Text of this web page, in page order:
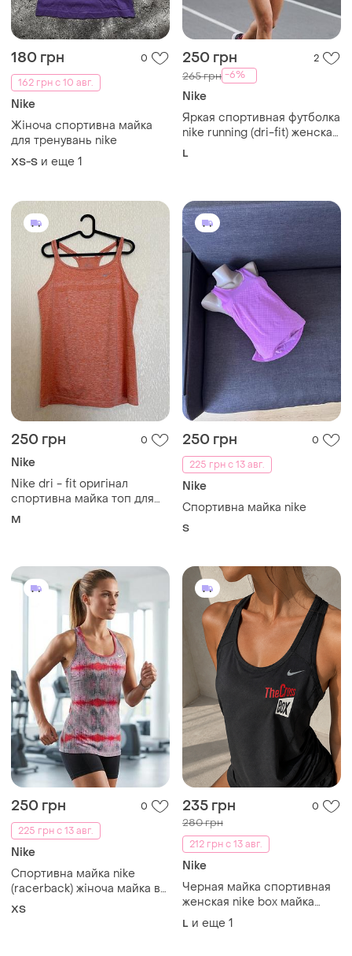
180 грн
0
162 грн с 10 авг.
Nike
Жіноча спортивна майка
для тренувань nike
XS-S и еще 1
250 грн 2
265 грн -6%
Nike
Яркая спортивная футболка
nike running (dri-fit) женская
беговая футболка
L
250 грн 0
Nike
Nike dri - fit оригінал
спортивна майка топ для
бігу жіноча р. м
M
250 грн
0
225 грн с 13 авг.
Nike
Спортивна майка nike
S
250 грн
0
225 грн с 13 авг.
Nike
Спортивна майка nike
(racerback) жіноча майка в
принт
ХS
235 грн 0
280 грн
212 грн с 13 авг.
Nike
Черная майка спортивная
женская nike box майка
боксерка
L и еще 1